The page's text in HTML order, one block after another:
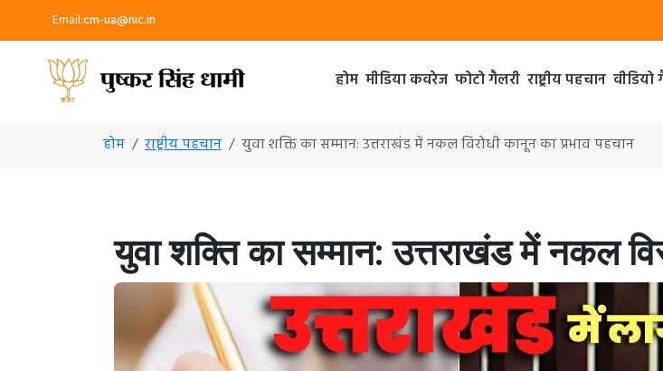
Email:cm-ua@nic.in
होम मीडिया कवरेज फोटो गैलरी राष्ट्रीय पहचान वीडियो
होम राष्ट्रीय पहचान युवा शक्ति का सम्मान: उत्तराखंड में नकल विरोधी कानून का प्रभाव पहचान
युवा शक्ति का सम्मान: उत्तराखंड में नकल